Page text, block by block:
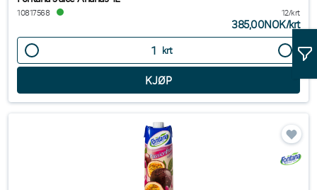
10817568 12/krt
385,00NOK/krt
krt